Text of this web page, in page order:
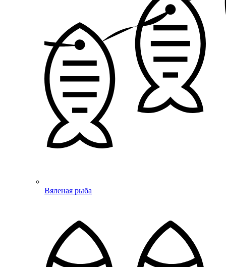
Вяленая рыба